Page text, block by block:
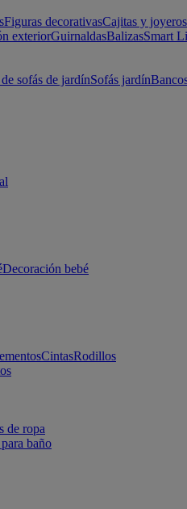
Figuras decorativasCajitas y joyeros
exteriorGuirnaldasBalizasSmart
sofás de jardínSofás jardín
Decoración bebé
CintasRodillos
de ropa
baño